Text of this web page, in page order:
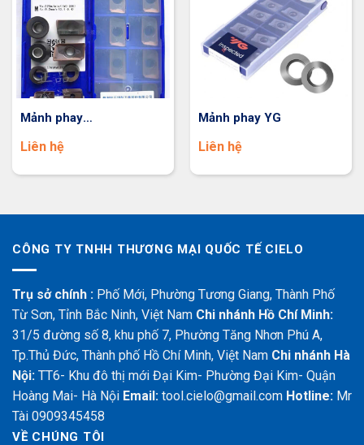
Mảnh phay
ZCC.CT
Liên hệ
Mảnh phay YG
Liên hệ
CÔNG TY TNHH THƯƠNG MẠI QUỐC TẾ CIELO
Trụ sở chính : Phố Mới, Phường Tương Giang, Thành Phố
Từ Sơn, Tỉnh Bắc Ninh, Việt Nam Chi nhánh Hồ Chí Minh:
31/5 đường số 8, khu phố 7, Phường Tăng Nhơn Phú A,
Tp.Thủ Đức, Thành phố Hồ Chí Minh, Việt Nam Chi nhánh Hà
Nội: TT6- Khu đô thị mới Đại Kim- Phường Đại Kim- Quận
Hoàng Mai- Hà Nội Email: tool.cielo@gmail.com Hotline: Mr
Tài 0909345458
VỀ CHÚNG TÔI